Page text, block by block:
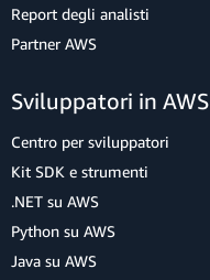
Report degli analisti
Partner AWS
Sviluppatori in AWS
Centro per sviluppatori
Kit SDK e strumenti
.NET su AWS
Python su AWS
Java su AWS